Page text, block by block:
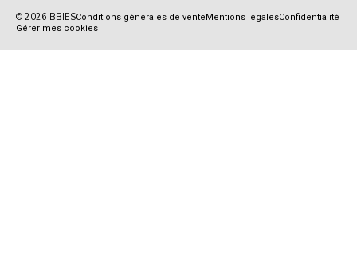
© 2026 BBIESConditions générales de venteMentions légalesConfidentialité
Gérer mes cookies